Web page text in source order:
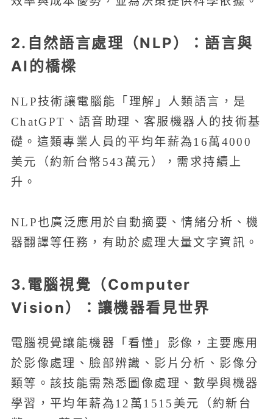
2.自然語言處理（NLP）：語言與
AI的橋樑
NLP技術讓電腦能「理解」人類語言，是
ChatGPT、語音助理、客服機器人的技術基
礎。這類專業人員的平均年薪為16萬4000
美元（約新台幣543萬元），需求持續上
升。
NLP也廣泛應用於自動摘要、情緒分析、機
器翻譯等任務，有助於處理大量文字資訊。
3.電腦視覺（Computer
Vision）：讓機器看見世界
電腦視覺讓能機器「看懂」影像，主要應用
於影像處理、臉部辨識、影片分析、影像分
類等。該技能需熟悉圖像處理、數學與機器
學習，平均年薪為12萬1515美元（約新台